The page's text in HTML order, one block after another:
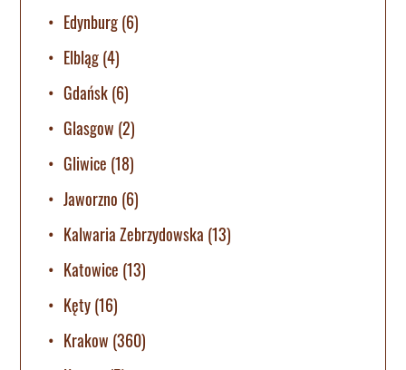
Edynburg(6)
Elbląg(4)
Gdańsk(6)
Glasgow (2)
Gliwice (18)
Jaworzno (6)
Kalwaria Zebrzydowska (13)
Katowice (13)
Kęty(16)
Krakow (360)